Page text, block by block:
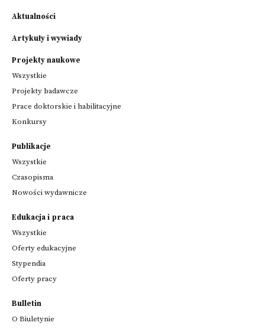
Aktualności
Artykuły i wywiady
Projekty naukowe
Wszystkie
Projekty badawcze
Prace doktorskie i habilitacyjne
Konkursy
Publikacje
Wszystkie
Czasopisma
Nowości wydawnicze
Edukacja i praca
Wszystkie
Oferty edukacyjne
Stypendia
Oferty pracy
Bulletin
O Biuletynie